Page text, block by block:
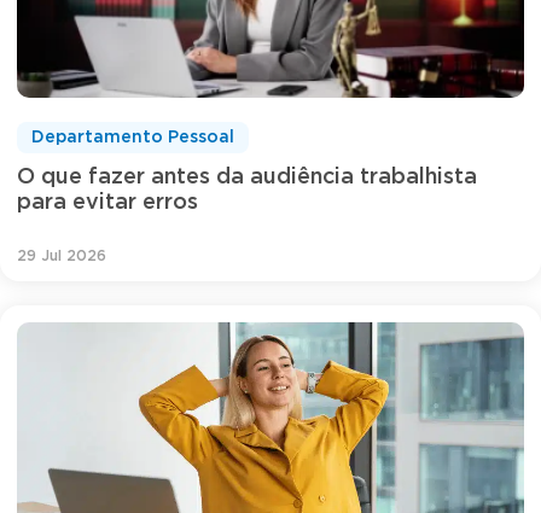
O que fazer antes da audiência trabalhista
para evitar erros
Departamento Pessoal
29 Jul 2026